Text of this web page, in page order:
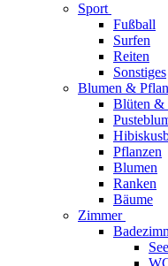
Sport
Fußball
Surfen
Reiten
Sonstiges
Blumen &
Blüten &
Pflanzen
Blumen
Ranken
Bäume
Zimmer